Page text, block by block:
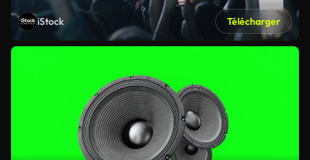
iStock Télécharger